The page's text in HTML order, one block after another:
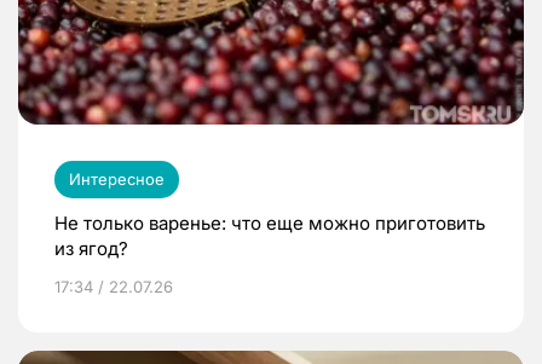
Интересное
Не только варенье: что еще можно приготовить
из ягод?
17:34 / 22.07.26